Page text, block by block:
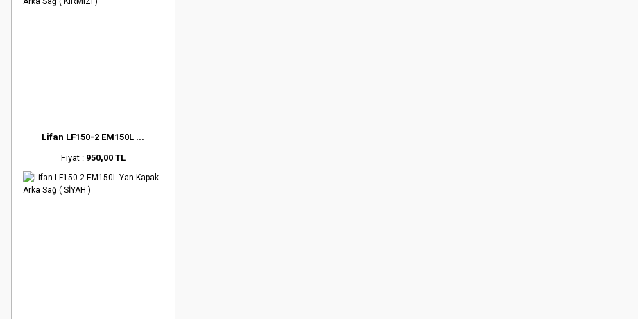
Lifan LF150-2 EM150L ...
Fiyat : 950,00 TL